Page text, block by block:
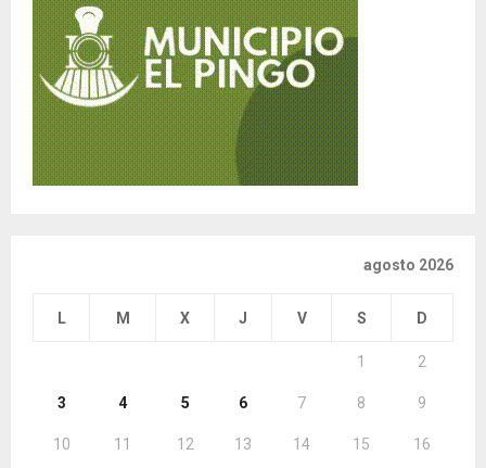
agosto 2026
L M X J V S D
1 2
3 4 5 6 7 8 9
10 11 12 13 14 15 16